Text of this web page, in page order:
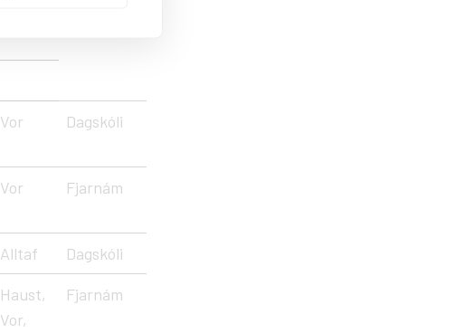
Vor Dagskóli
Vor Fjarnám
Alltaf Dagskóli
Haust,
Vor,
Fjarnám